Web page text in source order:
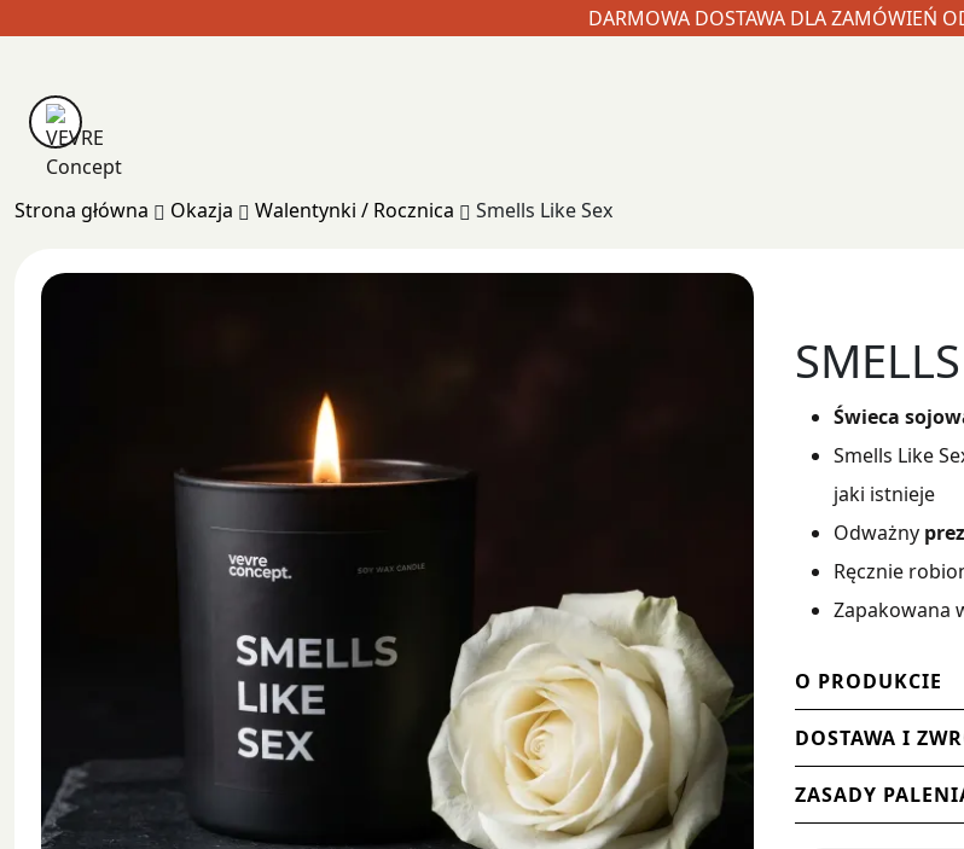
DARMOWA DOSTAWA DLA ZAMÓWIEŃ
content
Strona główna Okazja Walentynki / Rocznica Smells Like Sex
Świeca
Smells Like
jaki istnieje
Odważny
Ręcznie
Zapakowana
O PRODUKCIE
DOSTAWA I
ZASADY